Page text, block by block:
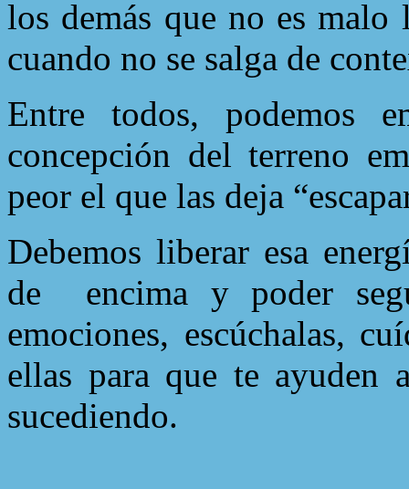
los demás que no es malo
cuando no se salga de
Entre todos, podemos
concepción del terreno
peor el que las deja
Debemos liberar esa
de
encima y poder
emociones, escúchalas,
ellas para que te ayuden
sucediendo.